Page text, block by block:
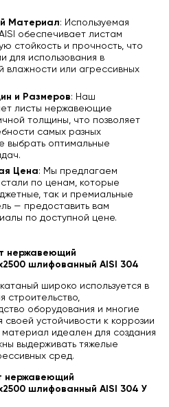
Материал: Используемая
обеспечивает листам
стойкость и прочность, что
для использования в
влажности или агрессивных
и Размеров: Наш
листы нержавеющие
толщины, что позволяет
самых разных
выбрать оптимальные
Цена: Мы предлагаем
по ценам, которые
так и премиальные
— предоставить вам
по доступной цене.
нержавеющий
шлифованный AISI 304
широко используется в
строительство,
оборудования и многие
устойчивости к коррозии
идеален для создания
выдерживать тяжелые
сред.
нержавеющий
шлифованный AISI 304 У